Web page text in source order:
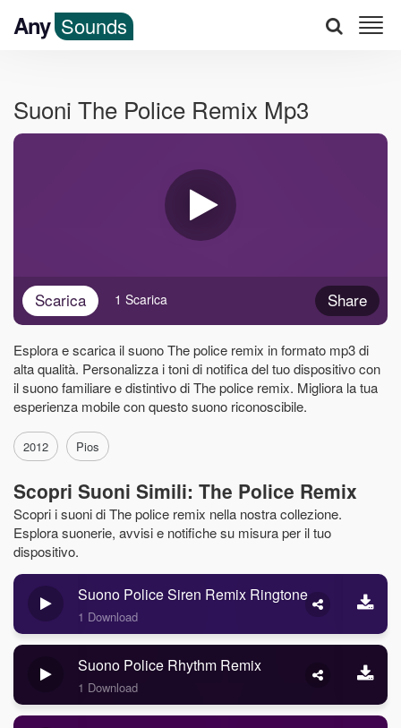
Any Sounds
Suoni The Police Remix Mp3
Scarica Share
1 Scarica
Esplora e scarica il suono The police remix in formato mp3 di
alta qualità. Personalizza i toni di notifica del tuo dispositivo con
il suono familiare e distintivo di The police remix. Migliora la tua
esperienza mobile con questo suono riconoscibile.
2012 Pios
Scopri Suoni Simili: The Police Remix
Scopri i suoni di The police remix nella nostra collezione.
Esplora suonerie, avvisi e notifiche su misura per il tuo
dispositivo.
Suono Police Siren Remix Ringtone
1 Download
Suono Police Rhythm Remix
1 Download